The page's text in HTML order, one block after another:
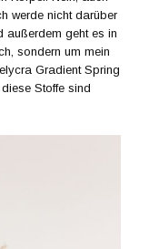
werde nicht darüber
außerdem geht es in
sondern um mein
Gradient Spring
Stoffe sind